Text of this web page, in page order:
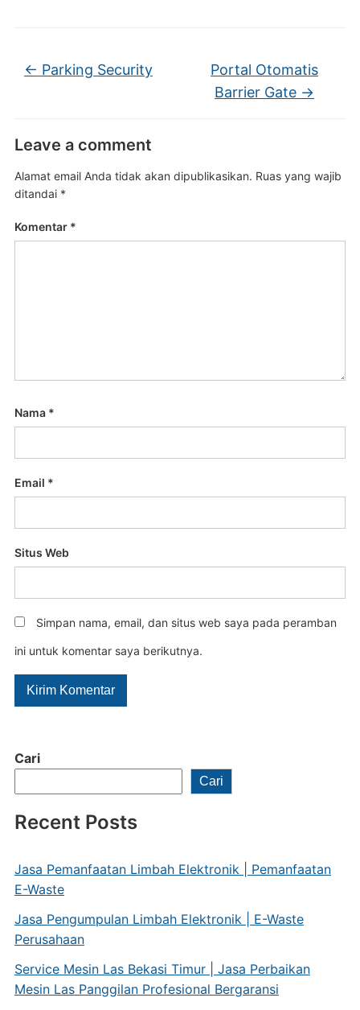
Cari
Cari
Recent Posts
Jasa Pemanfaatan Limbah Elektronik | Pemanfaatan
E-Waste
Jasa Pengumpulan Limbah Elektronik | E-Waste
Perusahaan
Service Mesin Las Bekasi Timur | Jasa Perbaikan
Mesin Las Panggilan Profesional Bergaransi
← Parking Security
Portal Otomatis
Barrier Gate →
Leave a comment
Alamat email Anda tidak akan dipublikasikan. Ruas yang wajib
ditandai *
Komentar *
Nama *
Email *
Situs Web
Simpan nama, email, dan situs web saya pada peramban
ini untuk komentar saya berikutnya.